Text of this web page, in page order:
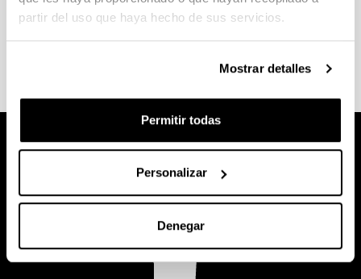
partir del uso que haya hecho de sus servicios.
Mostrar detalles
Permitir todas
Personalizar
Denegar
Convenios Erasmus